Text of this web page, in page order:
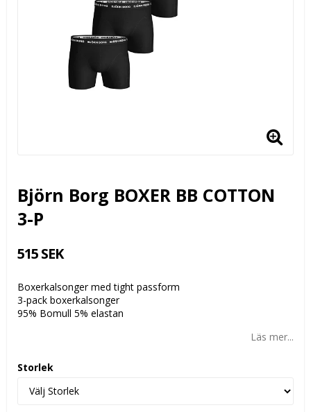
Björn Borg BOXER BB COTTON
3-P
515 SEK
Boxerkalsonger med tight passform
3-pack boxerkalsonger
95% Bomull 5% elastan
Läs mer...
Storlek